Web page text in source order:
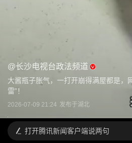
@长沙电视台政法频道
大酱瓶子胀气，一打开崩得满屋都是，
雷”！
2026-07-09 21:24 发布于湖北
打开腾讯新闻客户端说两句